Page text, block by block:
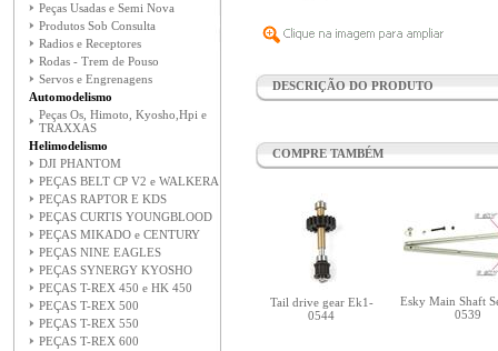
Peças Usadas e Semi Nova
Produtos Sob Consulta
Radios e Receptores
Rodas - Trem de Pouso
Servos e Engrenagens
Automodelismo
Peças Os, Himoto, Kyosho,Hpi e
TRAXXAS
Helimodelismo
DJI PHANTOM
PEÇAS BELT CP V2 e WALKERA
PEÇAS RAPTOR E KDS
PEÇAS CURTIS YOUNGBLOOD
PEÇAS MIKADO e CENTURY
PEÇAS NINE EAGLES
PEÇAS SYNERGY KYOSHO
PEÇAS T-REX 450 e HK 450
PEÇAS T-REX 500
PEÇAS T-REX 550
PEÇAS T-REX 600
DESCRIÇÃO DO PRODUTO
COMPRE TAMBÉM
Tail drive gear Ek1-
0544
Esky Main Shaft
0539